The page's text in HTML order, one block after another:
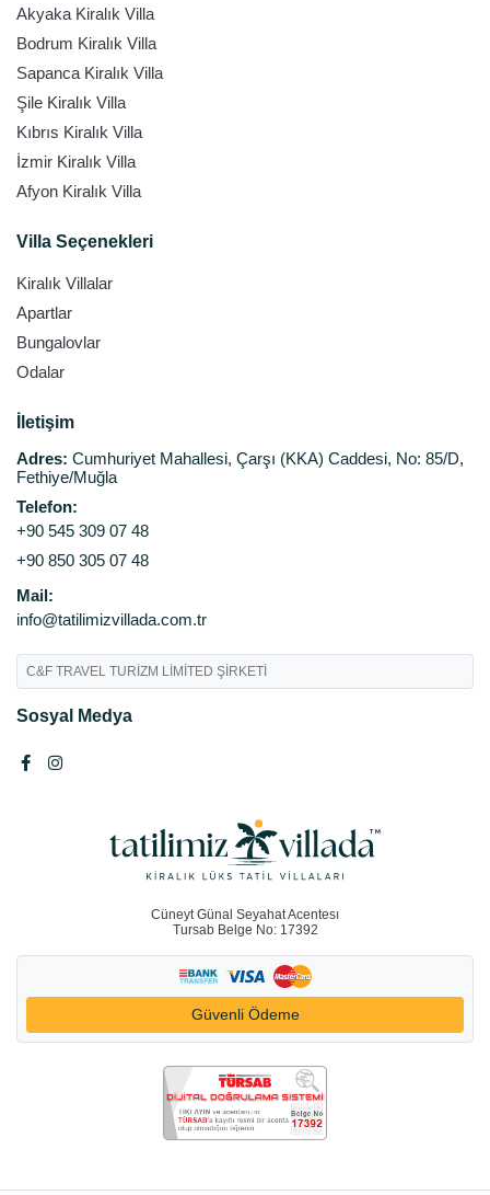
Akyaka Kiralık Villa
Bodrum Kiralık Villa
Sapanca Kiralık Villa
Şile Kiralık Villa
Kıbrıs Kiralık Villa
İzmir Kiralık Villa
Afyon Kiralık Villa
Villa Seçenekleri
Kiralık Villalar
Apartlar
Bungalovlar
Odalar
İletişim
Adres: Cumhuriyet Mahallesi, Çarşı (KKA) Caddesi, No: 85/D,
Fethiye/Muğla
Telefon:
+90 545 309 07 48
+90 850 305 07 48
Mail:
info@tatilimizvillada.com.tr
C&F TRAVEL TURİZM LİMİTED ŞİRKETİ
Sosyal Medya
Cüneyt Günal Seyahat Acentesı
Tursab Belge No: 17392
Güvenli Ödeme